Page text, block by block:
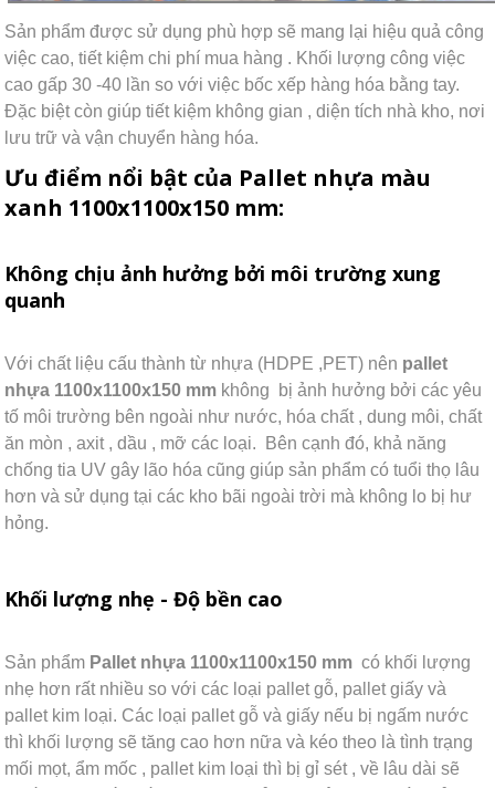
Sản phẩm được sử dụng phù hợp sẽ mang lại hiệu quả công
việc cao, tiết kiệm chi phí mua hàng . Khối lượng công việc
cao gấp 30 -40 lần so với việc bốc xếp hàng hóa bằng tay.
Đặc biệt còn giúp tiết kiệm không gian , diện tích nhà kho, nơi
lưu trữ và vận chuyển hàng hóa.
Ưu điểm nổi bật của Pallet nhựa màu
xanh 1100x1100x150 mm:
Không chịu ảnh hưởng bởi môi trường xung
quanh
Với chất liệu cấu thành từ nhựa (HDPE ,PET) nên pallet
nhựa 1100x1100x150 mm không bị ảnh hưởng bởi các yêu
tố môi trường bên ngoài như nước, hóa chất , dung môi, chất
ăn mòn , axit , dầu , mỡ các loại. Bên cạnh đó, khả năng
chống tia UV gây lão hóa cũng giúp sản phẩm có tuổi thọ lâu
hơn và sử dụng tại các kho bãi ngoài trời mà không lo bị hư
hỏng.
Khối lượng nhẹ - Độ bền cao
Sản phẩm Pallet nhựa 1100x1100x150 mmcó khối lượng
nhẹ hơn rất nhiều so với các loại pallet gỗ, pallet giấy và
pallet kim loại. Các loại pallet gỗ và giấy nếu bị ngấm nước
thì khối lượng sẽ tăng cao hơn nữa và kéo theo là tình trạng
mối mọt, ẩm mốc , pallet kim loại thì bị gỉ sét , về lâu dài sẽ